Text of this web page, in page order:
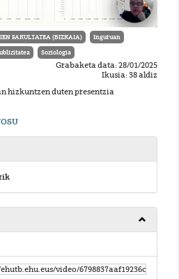
FAKULTATEA (BIZKAIA) Inguruan
Soziologia
Grabaketa data: 28/01/2025
Ikusia: 38 aldiz
hizkuntzen duten presentzia